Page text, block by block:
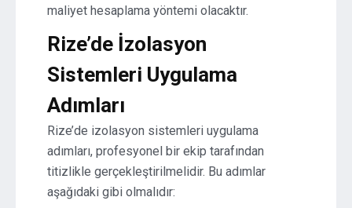
maliyet hesaplama yöntemi olacaktır.
Rize’de İzolasyon
Sistemleri Uygulama
Adımları
Rize’de izolasyon sistemleri uygulama
adımları, profesyonel bir ekip tarafından
titizlikle gerçekleştirilmelidir. Bu adımlar
aşağıdaki gibi olmalıdır: